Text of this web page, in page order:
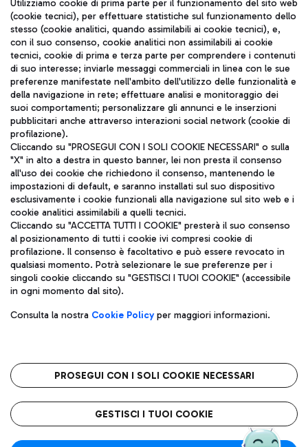
TRAVEL JOURNAL
ITA
Aeroporti di Roma S.p.A. - Società soggetta a direzione e
coordinamento di Mundys S.p.A.
Codice fiscale e Registro delle Imprese di Roma 13032990155 P.
IVA 06572251004
Capitale sociale 62.224.743,00 int. vers.
Sede legale: Via Pier Paolo Racchetti 1 - 00054 Fiumicino (RM)
telefono +39 06 65951
Privacy policy
Note legali
Roma FCO
L'aeroporto stellato
Utilizziamo cookie di prima parte per il funzionamento del sito web
(cookie tecnici), per effettuare statistiche sul funzionamento dello
stesso (cookie analitici, quando assimilabili ai cookie tecnici), e,
con il suo consenso, cookie analitici non assimilabili ai cookie
tecnici, cookie di prima e terza parte per comprendere i contenuti
di suo interesse; inviarle messaggi commerciali in linea con le sue
preferenze manifestate nell'ambito dell'utilizzo delle funzionalità e
della navigazione in rete; effettuare analisi e monitoraggio dei
suoi comportamenti; personalizzare gli annunci e le inserzioni
pubblicitari anche attraverso interazioni social network (cookie di
profilazione).
Cliccando su "PROSEGUI CON I SOLI COOKIE NECESSARI" o sulla
"X" in alto a destra in questo banner, lei non presta il consenso
all'uso dei cookie che richiedono il consenso, mantenendo le
impostazioni di default, e saranno installati sul suo dispositivo
esclusivamente i cookie funzionali alla navigazione sul sito web e i
cookie analitici assimilabili a quelli tecnici.
Cliccando su "ACCETTA TUTTI I COOKIE" presterà il suo consenso
al posizionamento di tutti i cookie ivi compresi cookie di
profilazione. Il consenso è facoltativo e può essere revocato in
qualsiasi momento. Potrà selezionare le sue preferenze per i
singoli cookie cliccando su "GESTISCI I TUOI COOKIE" (accessibile
in ogni momento dal sito).
Consulta la nostra Cookie Policyper maggiori informazioni.
PROSEGUI CON I SOLI COOKIE NECESSARI
GESTISCI I TUOI COOKIE